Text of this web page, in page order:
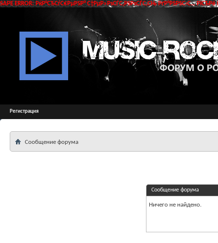
SAPE ERROR: РќР°СЂСѓС€РµРЅР° С†РµР»РѕСЃС‚РЅРѕСЃС‚СЊ РґР°РЅРЅС‹С…
Регистрация
Сообщение форума
Сообщение форума
Ничего не найдено.